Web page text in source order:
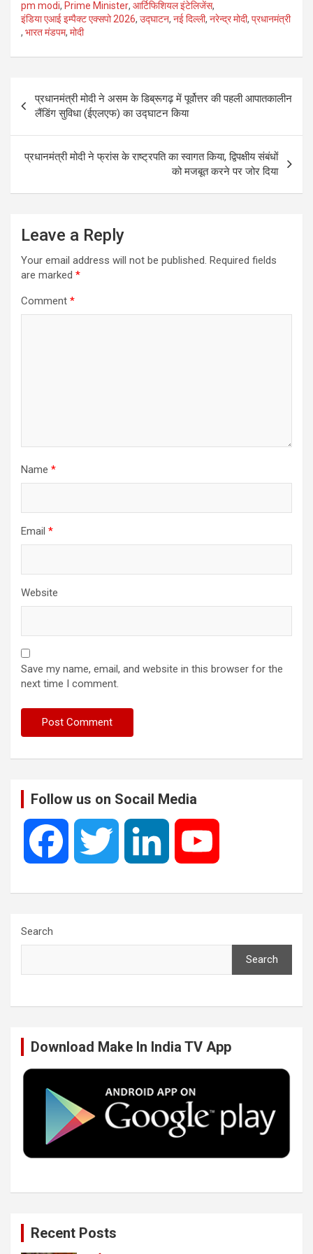
b
o
o
er
e
pm modi, Prime Minister, आर्टिफिशियल इंटेलिजेंस,
इंडिया एआई इम्पैक्ट एक्सपो 2026, उद्घाटन, नई दिल्ली, नरेन्द्र मोदी, प्रधानमंत्री
, भारत मंडपम, मोदी
navigation
प्रधानमंत्री मोदी ने असम के डिब्रूगढ़ में पूर्वोत्तर की पहली आपातकालीन
लैंडिंग सुविधा (ईएलएफ) का उद्घाटन किया
प्रधानमंत्री मोदी ने फ्रांस के राष्ट्रपति का स्वागत किया, द्विपक्षीय संबंधों
को मजबूत करने पर जोर दिया
Leave a Reply
Your email address will not be published. Required fields
are marked *
Comment *
Name *
Email *
Website
Save my name, email, and website in this browser for the
next time I comment.
Follow us on Socail Media
e
o
k
t
r
k
I
n
T
e
Search
Search
Download Make In India TV App
Recent Posts